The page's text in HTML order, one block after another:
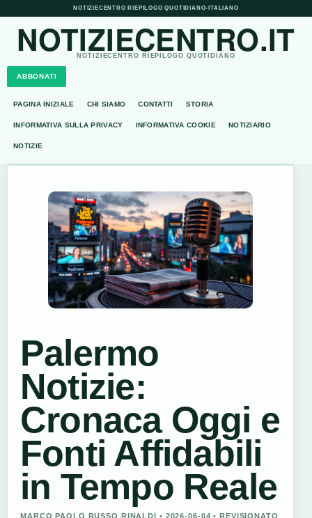
NOTIZIECENTRO RIEPILOGO QUOTIDIANO• ITALIANO
NOTIZIECENTRO.IT
NOTIZIECENTRO RIEPILOGO QUOTIDIANO
ABBONATI
PAGINA INIZIALE CHI SIAMO CONTATTI STORIA
INFORMATIVA SULLA PRIVACY INFORMATIVA COOKIE NOTIZIARIO
NOTIZIE
Palermo
Notizie:
Cronaca Oggi e
Fonti Affidabili
in Tempo Reale
MARCO PAOLO RUSSO RINALDI • 2026-06-04 • REVISIONATO